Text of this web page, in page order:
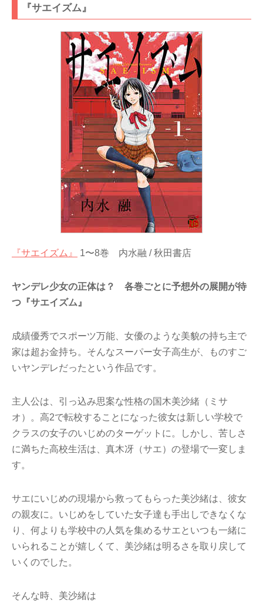
『サエイズム』
『サエイズム』 1〜8巻 内水融 / 秋田書店
ヤンデレ少女の正体は？ 各巻ごとに予想外の展開が待
つ『サエイズム』
成績優秀でスポーツ万能、女優のような美貌の持ち主で
家は超お金持ち。そんなスーパー女子高生が、ものすご
いヤンデレだったという作品です。
主人公は、引っ込み思案な性格の国木美沙緒（ミサ
オ）。高2で転校することになった彼女は新しい学校で
クラスの女子のいじめのターゲットに。しかし、苦しさ
に満ちた高校生活は、真木冴（サエ）の登場で一変しま
す。
サエにいじめの現場から救ってもらった美沙緒は、彼女
の親友に。いじめをしていた女子達も手出しできなくな
り、何よりも学校中の人気を集めるサエといつも一緒に
いられることが嬉しくて、美沙緒は明るさを取り戻して
いくのでした。
そんな時、美沙緒は